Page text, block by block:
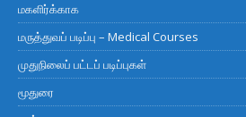
மகளிர்க்காக
மருத்துவப் படிப்பு – Medical Courses
முதுநிலைப் பட்டப் படிப்புகள்
மூதுரை